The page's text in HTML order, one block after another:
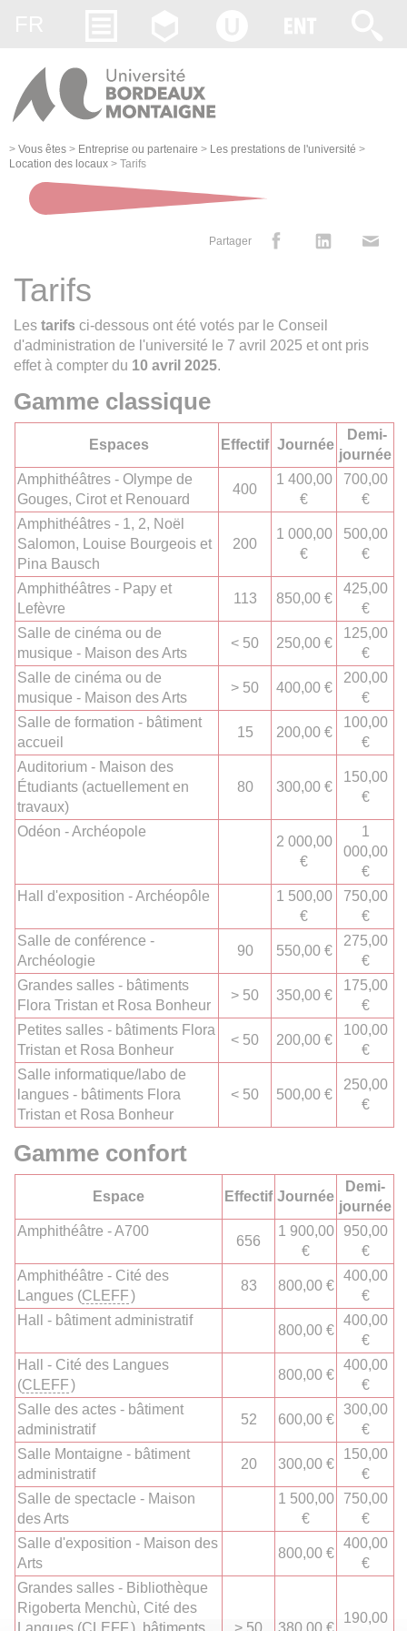
> Vous êtes > Entreprise ou partenaire > Les prestations de l'université >
Location des locaux > Tarifs
Partager
Tarifs
Les tarifs ci-dessous ont été votés par le Conseil
d'administration de l'université le 7 avril 2025 et ont pris
effet à compter du 10 avril 2025.
Gamme classique
Espaces Effectif Journée
Demi-
journée
Amphithéâtres - Olympe de
Gouges, Cirot et Renouard
400
1 400,00
€
700,00
€
Amphithéâtres - 1, 2, Noël
Salomon, Louise Bourgeois et
Pina Bausch
200
1 000,00
€
500,00
€
Amphithéâtres - Papy et
Lefèvre
113 850,00 €
425,00
€
Salle de cinéma ou de
musique - Maison des Arts
< 50 250,00 €
125,00
€
Salle de cinéma ou de
musique - Maison des Arts
> 50 400,00 €
200,00
€
Salle de formation - bâtiment
accueil
15 200,00 €
100,00
€
Auditorium - Maison des
Étudiants (actuellement en
travaux)
80 300,00 €
150,00
€
Odéon - Archéopole
2 000,00
€
1
000,00
€
Hall d'exposition - Archéopôle
1 500,00
€
750,00
€
Salle de conférence -
Archéologie
90 550,00 €
275,00
€
Grandes salles - bâtiments
Flora Tristan et Rosa Bonheur
> 50 350,00 €
175,00
€
Petites salles - bâtiments Flora
Tristan et Rosa Bonheur
< 50 200,00 €
100,00
€
Salle informatique/labo de
langues - bâtiments Flora
Tristan et Rosa Bonheur
< 50 500,00 €
250,00
€
Gamme confort
Espace Effectif Journée
Demi-
journée
Amphithéâtre - A700
656
1 900,00
€
950,00
€
Amphithéâtre - Cité des
Langues (CLEFF)
83 800,00 €
400,00
€
Hall - bâtiment administratif
800,00 €
400,00
€
Hall - Cité des Langues
(CLEFF)
800,00 €
400,00
€
Salle des actes - bâtiment
administratif
52 600,00 €
300,00
€
Salle Montaigne - bâtiment
administratif
20 300,00 €
150,00
€
Salle de spectacle - Maison
des Arts
1 500,00
€
750,00
€
Salle d'exposition - Maison des
Arts
800,00 €
400,00
€
Grandes salles - Bibliothèque
Rigoberta Menchù, Cité des
Langues (CLEFF), bâtiments > 50 380,00 €
190,00